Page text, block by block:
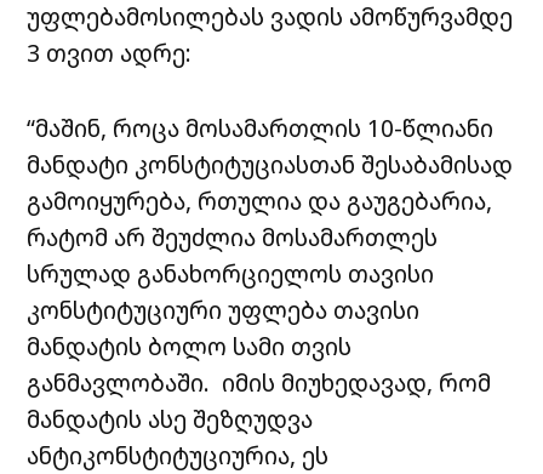
უფლებამოსილებას ვადის ამოწურვამდე
3 თვით ადრე:
“მაშინ, როცა მოსამართლის 10-წლიანი
მანდატი კონსტიტუციასთან შესაბამისად
გამოიყურება, რთულია და გაუგებარია,
რატომ არ შეუძლია მოსამართლეს
სრულად განახორციელოს თავისი
კონსტიტუციური უფლება თავისი
მანდატის ბოლო სამი თვის
განმავლობაში. იმის მიუხედავად, რომ
მანდატის ასე შეზღუდვა
ანტიკონსტიტუციურია, ეს